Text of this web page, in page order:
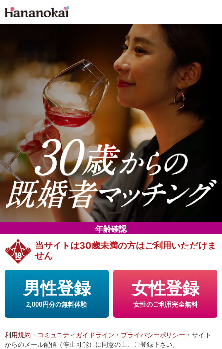
年齢確認
当サイトは30歳未満の方はご利用いただけま
せん
男性登録
2,000円分の無料体験
女性登録
女性のご利用完全無料
利用規約 ・ コミュニティガイドライン ・ プライバシーポリシー ・サイト
からのメール配信（停止可能）に同意の上、ご登録下さい。